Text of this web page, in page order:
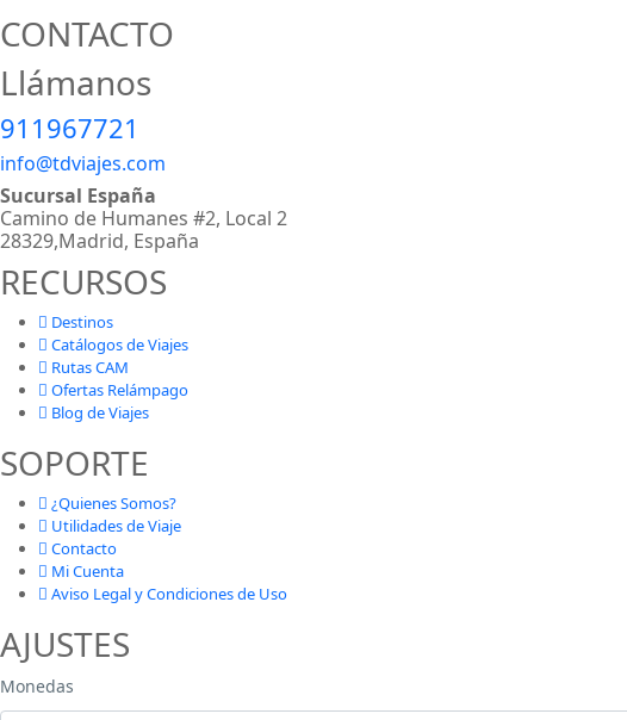
CONTACTO
Llámanos
911967721
info@tdviajes.com
Sucursal España
Camino de Humanes #2, Local 2
28329,Madrid, España
RECURSOS
Destinos
Catálogos de Viajes
Rutas CAM
Ofertas Relámpago
Blog de Viajes
SOPORTE
¿Quienes Somos?
Utilidades de Viaje
Contacto
Mi Cuenta
Aviso Legal y Condiciones de Uso
AJUSTES
Monedas